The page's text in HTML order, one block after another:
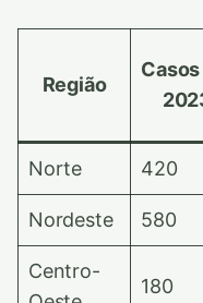
Região
Norte 420
Nordeste 580
Centro-
180